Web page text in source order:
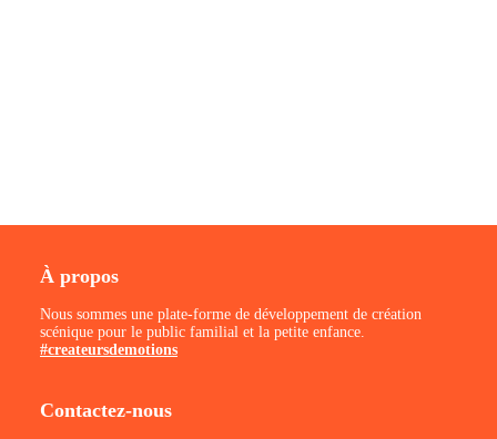
À propos
Nous sommes une plate-forme de développement de création
scénique pour le public familial et la petite enfance.
#createursdemotions
Contactez-nous